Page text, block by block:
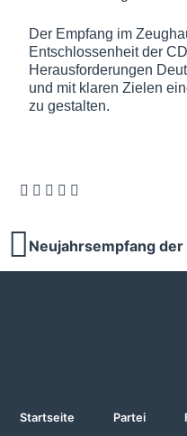
Der Empfang im
Entschlossenheit der
Herausforderungen
und mit klaren Zielen
zu gestalten.
Startseite Partei